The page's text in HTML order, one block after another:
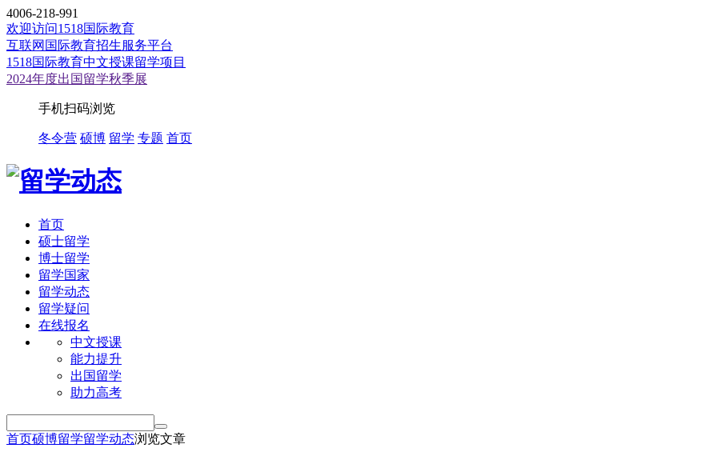
4006-218-991
欢迎访问1518国际教育
互联网国际教育招生服务平台
1518国际教育中文授课留学项目
2024年度出国留学秋季展
手机扫码浏览
冬令营 硕博 留学 专题 首页
首页
硕士留学
博士留学
留学国家
留学动态
留学疑问
在线报名
中文授课
能力提升
出国留学
助力高考
首页硕博留学留学动态浏览文章